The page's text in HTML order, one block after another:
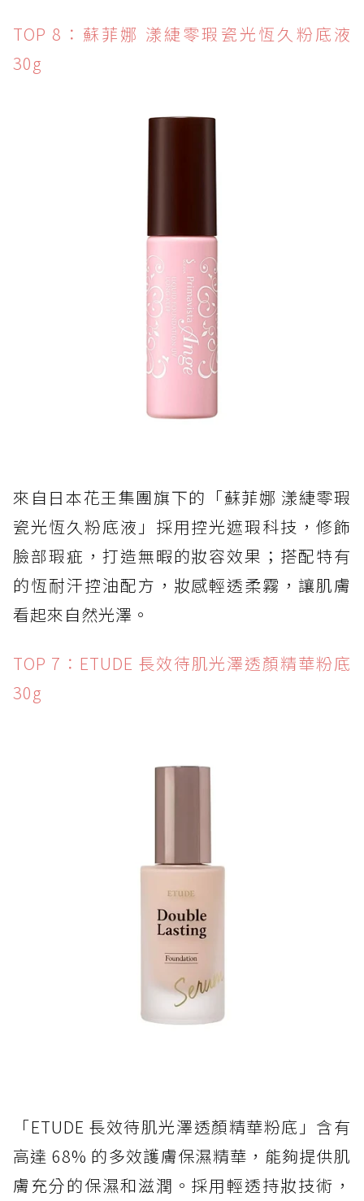
TOP 8：蘇菲娜 漾緁零瑕瓷光恆久粉底液
30g
來自日本花王集團旗下的「蘇菲娜 漾緁零瑕
瓷光恆久粉底液」採用控光遮瑕科技，修飾
臉部瑕疵，打造無暇的妝容效果；搭配特有
的恆耐汗控油配方，妝感輕透柔霧，讓肌膚
看起來自然光澤。
TOP 7：ETUDE 長效待肌光澤透顏精華粉底
30g
「ETUDE 長效待肌光澤透顏精華粉底」含有
高達 68% 的多效護膚保濕精華，能夠提供肌
膚充分的保濕和滋潤。採用輕透持妝技術，